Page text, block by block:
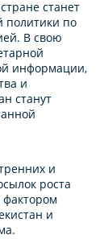
станет
политики по
В свою
информации,
и
станут
и
роста
и